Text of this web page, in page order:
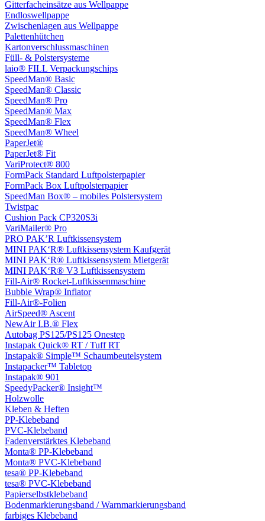
Gitterfacheinsätze aus Wellpappe
Endloswellpappe
Zwischenlagen aus Wellpappe
Palettenhütchen
Kartonverschlussmaschinen
Füll- & Polstersysteme
laio® FILL Verpackungschips
SpeedMan® Basic
SpeedMan® Classic
SpeedMan® Pro
SpeedMan® Max
SpeedMan® Flex
SpeedMan® Wheel
PaperJet®
PaperJet® Fit
VariProtect® 800
FormPack Standard Luftpolsterpapier
FormPack Box Luftpolsterpapier
SpeedMan Box® – mobiles Polstersystem
Twistpac
Cushion Pack CP320S3i
VariMailer® Pro
PRO PAK’R Luftkissensystem
MINI PAK‘R® Luftkissensystem Kaufgerät
MINI PAK‘R® Luftkissensystem Mietgerät
MINI PAK‘R® V3 Luftkissensystem
Fill-Air® Rocket-Luftkissenmaschine
Bubble Wrap® Inflator
Fill-Air®-Folien
AirSpeed® Ascent
NewAir I.B.® Flex
Autobag PS125/PS125 Onestep
Instapak Quick® RT / Tuff RT
Instapak® Simple™ Schaumbeutelsystem
Instapacker™ Tabletop
Instapak® 901
SpeedyPacker® Insight™
Holzwolle
Kleben & Heften
PP-Klebeband
PVC-Klebeband
Fadenverstärktes Klebeband
Monta® PP-Klebeband
Monta® PVC-Klebeband
tesa® PP-Klebeband
tesa® PVC-Klebeband
Papierselbstklebeband
Bodenmarkierungsband / Warnmarkierungsband
farbiges Klebeband